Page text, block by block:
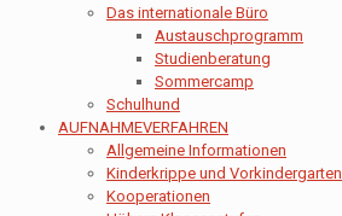
Das internationale Büro
Austauschprogramm
Studienberatung
Sommercamp
Schulhund
AUFNAHMEVERFAHREN
Allgemeine Informationen
Kinderkrippe und Vorkindergarten
Kooperationen